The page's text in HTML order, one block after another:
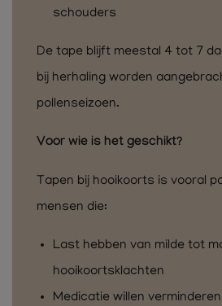
schouders
De tape blijft meestal 4 tot 7
bij herhaling worden
pollenseizoen.
Voor wie is het geschikt?
Tapen bij hooikoorts is vooral
mensen die:
Last hebben van milde tot
hooikoortsklachten
Medicatie willen